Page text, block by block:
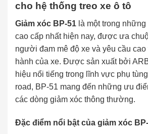
cho hệ thống treo xe ô tô
Giảm xóc BP-51 là một trong
cao cấp nhất hiện nay, được ưa
người đam mê độ xe và yêu cầu cao
hành của xe. Được sản xuất bởi
hiệu nổi tiếng trong lĩnh vực phụ
road, BP-51 mang đến những ưu
các dòng giảm xóc thông thường.
Đặc điểm nổi bật của giảm xóc